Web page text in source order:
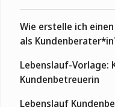
Wie erstelle ich
als
Lebenslauf-Vorlage:
Kundenbetreuerin
Lebenslauf